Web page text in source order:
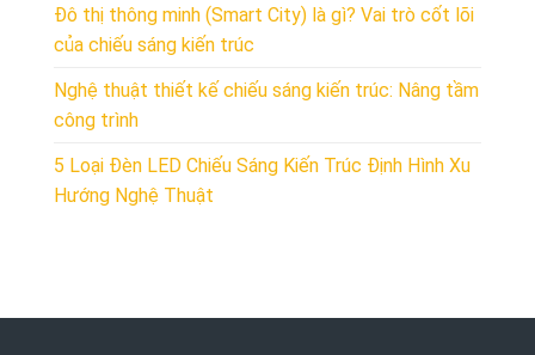
Đô thị thông minh (Smart City) là gì? Vai trò cốt lõi
của chiếu sáng kiến trúc
Nghệ thuật thiết kế chiếu sáng kiến trúc: Nâng tầm
công trình
5 Loại Đèn LED Chiếu Sáng Kiến Trúc Định Hình Xu
Hướng Nghệ Thuật